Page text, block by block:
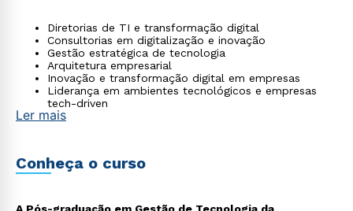
Diretorias de TI e transformação digital
Consultorias em digitalização e inovação
Gestão estratégica de tecnologia
Arquitetura empresarial
Inovação e transformação digital em empresas
Liderança em ambientes tecnológicos e empresas
tech-driven
Ler mais
Conheça o curso